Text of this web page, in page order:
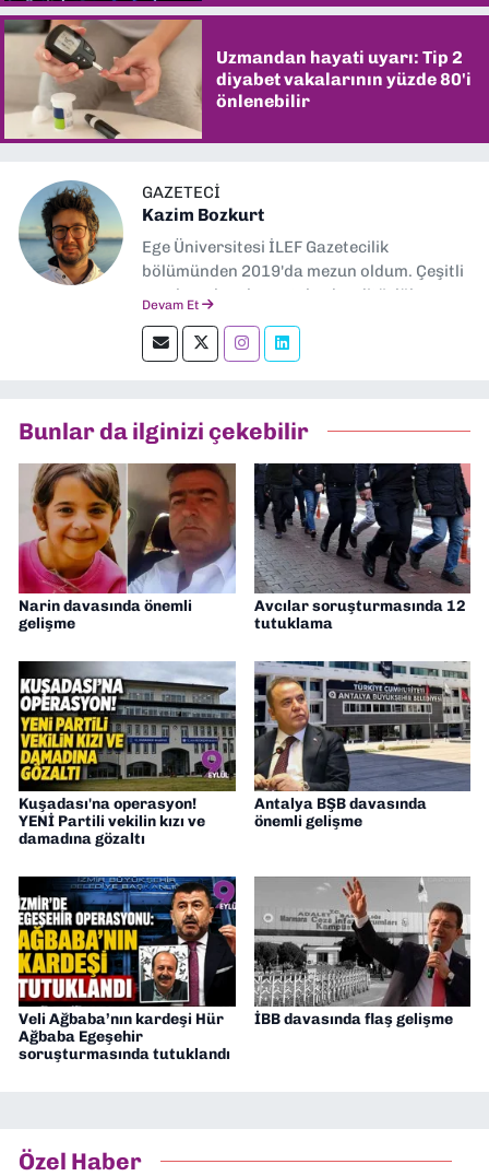
Uzmandan hayati uyarı: Tip 2
diyabet vakalarının yüzde 80'i
önlenebilir
GAZETECI
Kazim Bozkurt
Ege Üniversitesi İLEF Gazetecilik
bölümünden 2019'da mezun oldum. Çeşitli
yerel ve ulusal gazetelerde editörlük,
okumayı severim.
Devam Et
Bunlar da ilginizi çekebilir
Narin davasında önemli
gelişme
Avcılar soruşturmasında 12
tutuklama
Kuşadası'na operasyon!
YENİ Partili vekilin kızı ve
damadına gözaltı
Antalya BŞB davasında
önemli gelişme
Veli Ağbaba’nın kardeşi Hür
Ağbaba Egeşehir
soruşturmasında tutuklandı
İBB davasında flaş gelişme
Özel Haber